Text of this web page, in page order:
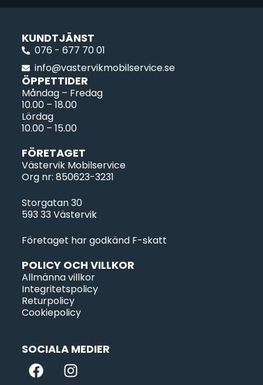
KUNDTJÄNST
076 - 677 70 01
info@vastervikmobilservice.se
ÖPPETTIDER
Måndag – Fredag
10.00 – 18.00
Lördag
10.00 – 15.00
FÖRETAGET
Västervik Mobilservice
Org nr: 850623-3231
Storgatan 30
593 33 Västervik
Företaget har godkänd F-skatt
POLICY OCH VILLKOR
Allmänna villkor
Integritetspolicy
Returpolicy
Cookiepolicy
SOCIALA MEDIER